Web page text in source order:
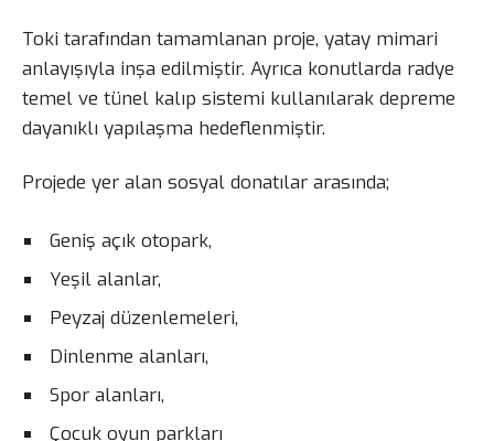
Toki tarafından tamamlanan proje, yatay mimari
anlayışıyla inşa edilmiştir. Ayrıca konutlarda radye
temel ve tünel kalıp sistemi kullanılarak depreme
dayanıklı yapılaşma hedeflenmiştir.
Projede yer alan sosyal donatılar arasında;
Geniş açık otopark,
Yeşil alanlar,
Peyzaj düzenlemeleri,
Dinlenme alanları,
Spor alanları,
Çocuk oyun parkları